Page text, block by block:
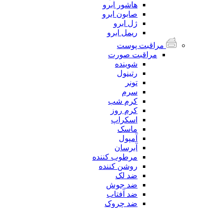
هاشور ابرو
صابون ابرو
ژل ابرو
ریمل ابرو
مراقبت پوست
مراقبت صورت
شوینده
رتینول
تونر
سرم
کرم شب
کرم روز
اسکراپ
ماسک
آمپول
آبرسان
مرطوب کننده
روشن کننده
ضد لک
ضد جوش
ضد آفتاب
ضد چروک